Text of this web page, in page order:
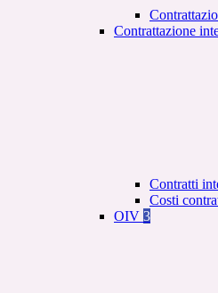
Contrattazione
Contratti
Costi
OIV 3